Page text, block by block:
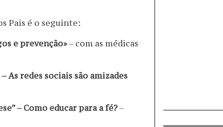
Pais é o seguinte:
e prevenção»– com as médicas
As redes sociais são amizades
– Como educar para a fé?–